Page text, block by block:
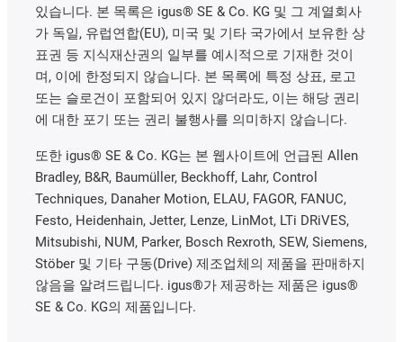
있습니다. 본 목록은 igus® SE & Co. KG 및 그 계열회사
가 독일, 유럽연합(EU), 미국 및 기타 국가에서 보유한 상
표권 등 지식재산권의 일부를 예시적으로 기재한 것이
며, 이에 한정되지 않습니다. 본 목록에 특정 상표, 로고
또는 슬로건이 포함되어 있지 않더라도, 이는 해당 권리
에 대한 포기 또는 권리 불행사를 의미하지 않습니다.
또한 igus® SE & Co. KG는 본 웹사이트에 언급된 Allen
Bradley, B&R, Baumüller, Beckhoff, Lahr, Control
Techniques, Danaher Motion, ELAU, FAGOR, FANUC,
Festo, Heidenhain, Jetter, Lenze, LinMot, LTi DRiVES,
Mitsubishi, NUM, Parker, Bosch Rexroth, SEW, Siemens,
Stöber 및 기타 구동(Drive) 제조업체의 제품을 판매하지
않음을 알려드립니다. igus®가 제공하는 제품은 igus®
SE & Co. KG의 제품입니다.